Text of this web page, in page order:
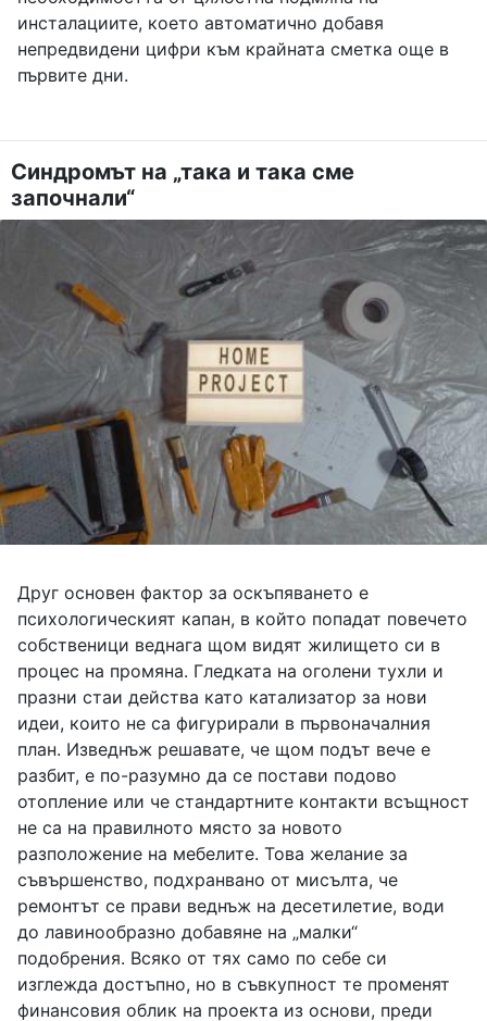
инсталациите, което автоматично добавя
непредвидени цифри към крайната сметка още в
първите дни.
Синдромът на „така и така сме
започнали“
Друг основен фактор за оскъпяването е
психологическият капан, в който попадат повечето
собственици веднага щом видят жилището си в
процес на промяна. Гледката на оголени тухли и
празни стаи действа като катализатор за нови
идеи, които не са фигурирали в първоначалния
план. Изведнъж решавате, че щом подът вече е
разбит, е по-разумно да се постави подово
отопление или че стандартните контакти всъщност
не са на правилното място за новото
разположение на мебелите. Това желание за
съвършенство, подхранвано от мисълта, че
ремонтът се прави веднъж на десетилетие, води
до лавинообразно добавяне на „малки“
подобрения. Всяко от тях само по себе си
изглежда достъпно, но в съвкупност те променят
финансовия облик на проекта из основи, преди